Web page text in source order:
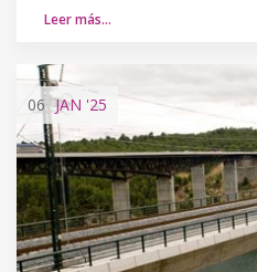
Leer más…
06 JAN '25